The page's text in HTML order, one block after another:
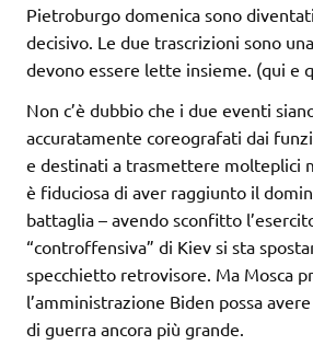
Pietroburgo domenica sono
decisivo. Le due trascrizioni sono
devono essere lette insieme. (qui e
Non c’è dubbio che i due eventi
accuratamente coreografati dai
e destinati a trasmettere molteplici
è fiduciosa di aver raggiunto il
battaglia – avendo sconfitto
“controffensiva” di Kiev si sta
specchietto retrovisore. Ma Mosca
l’amministrazione Biden possa
di guerra ancora più grande.